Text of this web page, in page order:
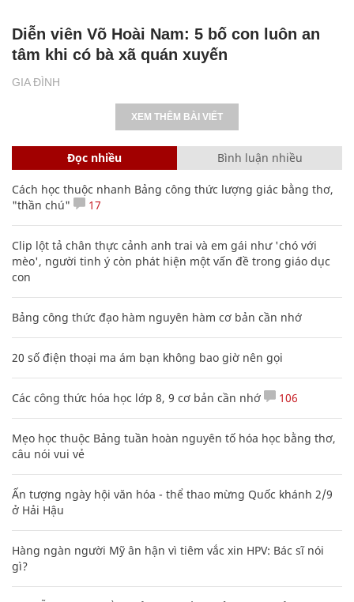
GIA ĐÌNH
Diễn viên Võ Hoài Nam: 5 bố con luôn an
tâm khi có bà xã quán xuyến
XEM THÊM BÀI VIẾT
Đọc nhiều Bình luận nhiều
Cách học thuộc nhanh Bảng công thức lượng giác bằng thơ,
"thần chú"
17
Clip lột tả chân thực cảnh anh trai và em gái như 'chó với
mèo', người tinh ý còn phát hiện một vấn đề trong giáo dục
con
Bảng công thức đạo hàm nguyên hàm cơ bản cần nhớ
20 số điện thoại ma ám bạn không bao giờ nên gọi
Các công thức hóa học lớp 8, 9 cơ bản cần nhớ 106
Mẹo học thuộc Bảng tuần hoàn nguyên tố hóa học bằng thơ,
câu nói vui vẻ
Ấn tượng ngày hội văn hóa - thể thao mừng Quốc khánh 2/9
ở Hải Hậu
Hàng ngàn người Mỹ ân hận vì tiêm vắc xin HPV: Bác sĩ nói
gì?